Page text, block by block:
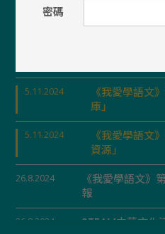
Slide 2 of 3.
5.11.2024
《我愛學語文
庫」
5.11.2024
《我愛學語文
資源」
26.8.2024
《我愛學語文》
報
26.8.2024 STEAM中華文化
密碼